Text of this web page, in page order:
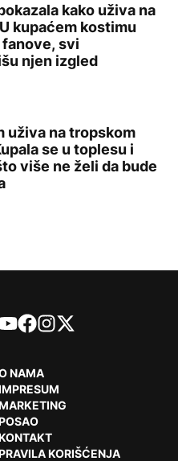
na Pelješcu: U
kako uživa na
kupaćem kostimu
svi
njen izgled
odmoru: Kupala se u
uživa na tropskom
se u toplesu i
više ne želi da bude
Facebook
Instagram
X
NAMA
KORIŠĆENJA